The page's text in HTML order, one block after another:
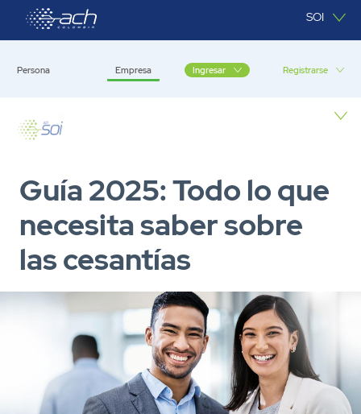
Saltar al contenido principal SOI
Persona Empresa Ingresar Registrarse
Guía 2025: Todo lo que
necesita saber sobre
las cesantías